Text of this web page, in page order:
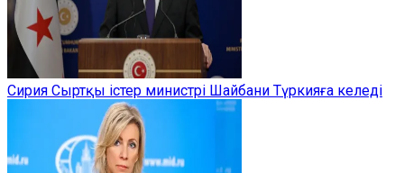
Сирия Сыртқы істер министрі Шайбани Түркияға келеді